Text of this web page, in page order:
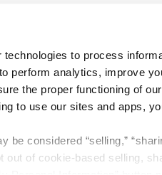
to process
perform analytics, improve
the proper functioning of
to use our sites and apps,
be considered “selling,”
out of cookie-based selling,